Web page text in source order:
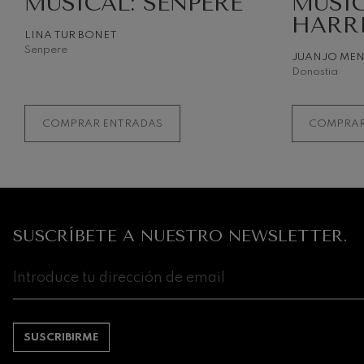
LINA TUR BONET
Senpere
COMPRAR ENTRADAS
JUANJO
Donostia
SUSCRÍBETE A NUESTRO NEWSLETTER.
SUSCRIBIRME